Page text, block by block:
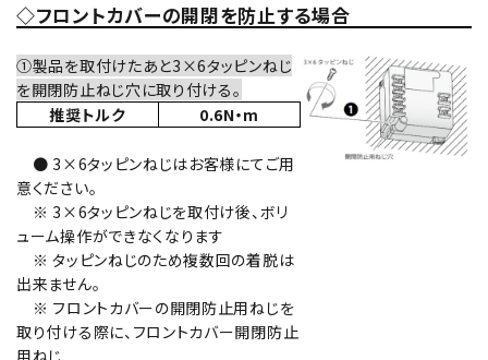
◇フロントカバーの開閉を防止する場合
①製品を取付けたあと3×6タッピンねじ
を開閉防止ねじ穴に取り付ける。
推奨トルク
0.6N・m
● 3×6タッピンねじはお客様にてご用
意ください。
※ 3×6タッピンねじを取付け後、ボリ
ューム操作ができなくなります
※ タッピンねじのため複数回の着脱は
出来ません。
※ フロントカバーの開閉防止用ねじを
取り付ける際に、フロントカバー開閉防止
用ねじ